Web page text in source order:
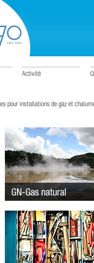
Activité
pour installations de gaz et